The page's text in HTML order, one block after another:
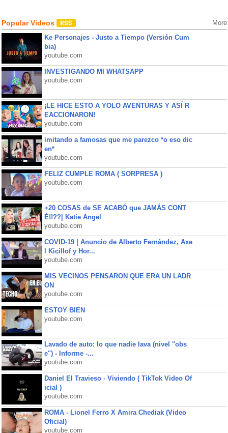
Popular Videos More
Ke Personajes - Justo a Tiempo (Versión Cum
bia)
youtube.com
INVESTIGANDO MI WHATSAPP
youtube.com
¡LE HICE ESTO A YOLO AVENTURAS Y ASÍ R
EACCIONARON!
youtube.com
imitando a famosas que me parezco *o eso dic
en*
youtube.com
FELIZ CUMPLE ROMA ( SORPRESA )
youtube.com
+20 COSAS de SE ACABÓ que JAMÁS CONT
É!!??| Katie Angel
youtube.com
COVID-19 | Anuncio de Alberto Fernández, Axe
l Kicillof y Hor...
youtube.com
MIS VECINOS PENSARON QUE ERA UN LADR
ON
youtube.com
ESTOY BIEN
youtube.com
Lavado de auto: lo que nadie lava (nivel "obs
e") - Informe -...
youtube.com
Daniel El Travieso - Viviendo ( TikTok Video Of
icial )
youtube.com
ROMA - Lionel Ferro X Amira Chediak (Video
Oficial)
youtube.com